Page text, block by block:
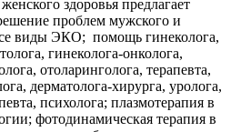
здоровья предлагает
проблем мужского и
виды ЭКО; п омощь гинеколога,
гинеколога-онколога,
отоларинголога, терапевта,
дерматолога-хирурга, уролога,
психолога; плазмотерапия в
фотодинамическая терапия в